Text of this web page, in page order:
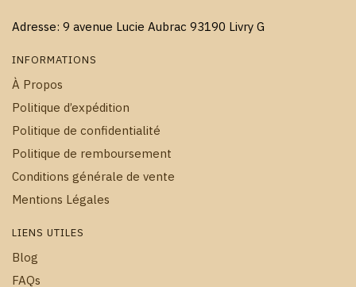
Adresse: 9 avenue Lucie Aubrac 93190 Livry G
INFORMATIONS
À Propos
Politique d’expédition
Politique de confidentialité
Politique de remboursement
Conditions générale de vente
Mentions Légales
LIENS UTILES
Blog
FAQs